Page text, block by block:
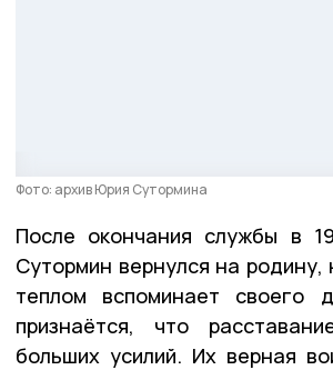
Фото: архив Юрия Сутормина
После окончания службы в
Сутормин вернулся на родину,
теплом вспоминает своего
признаётся, что
больших усилий. Их верная